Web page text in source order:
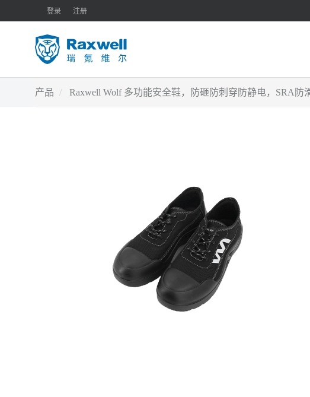
登录 注册
产品 Raxwell Wolf 多功能安全鞋，防砸防刺穿防静电，SRA防